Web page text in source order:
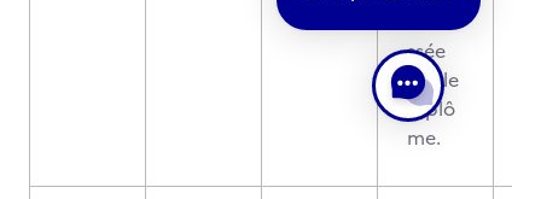
intére
ssée
par le
diplô
me.